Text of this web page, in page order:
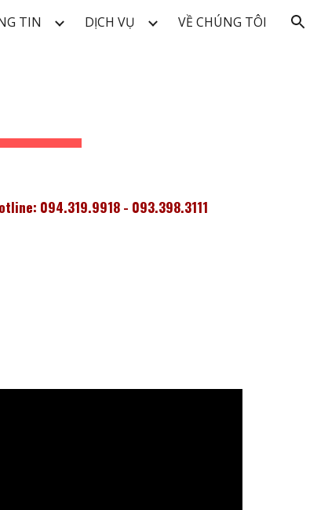
TIN DỊCH VỤ VỀ CHÚNG TÔI
094.319.9918 - 093.398.3111